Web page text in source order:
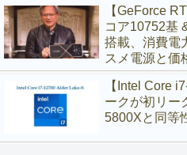
【GeForce
コア10752基
搭載、消費電
スメ電源と価
【Intel Core
ークが初リー
5800Xと同等